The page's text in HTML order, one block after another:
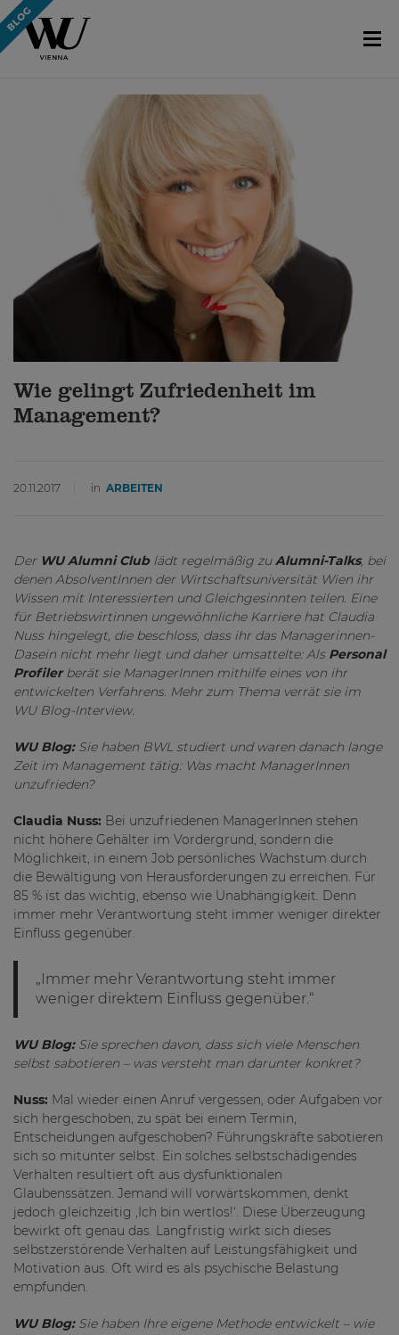
Wie gelingt Zufriedenheit im
Management?
20.11.2017 in ARBEITEN
Der WU Alumni Clublädt regelmäßig zuAlumni-Talks, bei
denen AbsolventInnen der Wirtschaftsuniversität Wien ihr
Wissen mit Interessierten und Gleichgesinnten teilen. Eine
für Betriebswirtinnen ungewöhnliche Karriere hat Claudia
Nuss hingelegt, die beschloss, dass ihr das Managerinnen-
Dasein nicht mehr liegt und daher umsattelte: Als Personal
Profilerberät sie ManagerInnen mithilfe eines von ihr
entwickelten Verfahrens. Mehr zum Thema verrät sie im
WU Blog-Interview.
WU Blog:Sie haben BWL studiert und waren danach lange
Zeit im Management tätig: Was macht ManagerInnen
unzufrieden?
Claudia Nuss: Bei unzufriedenen ManagerInnen stehen
nicht höhere Gehälter im Vordergrund, sondern die
Möglichkeit, in einem Job persönliches Wachstum durch
die Bewältigung von Herausforderungen zu erreichen. Für
85 % ist das wichtig, ebenso wie Unabhängigkeit. Denn
immer mehr Verantwortung steht immer weniger direkter
Einfluss gegenüber.
„Immer mehr Verantwortung steht immer
weniger direktem Einfluss gegenüber.“
WU Blog:Sie sprechen davon, dass sich viele Menschen
selbst sabotieren – was versteht man darunter konkret?
Nuss: Mal wieder einen Anruf vergessen, oder Aufgaben vor
sich hergeschoben, zu spät bei einem Termin,
Entscheidungen aufgeschoben? Führungskräfte sabotieren
sich so mitunter selbst. Ein solches selbstschädigendes
Verhalten resultiert oft aus dysfunktionalen
Glaubenssätzen. Jemand will vorwärtskommen, denkt
jedoch gleichzeitig ‚Ich bin wertlos!‘. Diese Überzeugung
bewirkt oft genau das. Langfristig wirkt sich dieses
selbstzerstörende Verhalten auf Leistungsfähigkeit und
Motivation aus. Oft wird es als psychische Belastung
empfunden.
WU Blog:Sie haben Ihre eigene Methode entwickelt – wie